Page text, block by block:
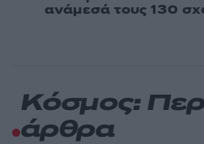
ανάμεσά τους 130
Κόσμος:
άρθρα